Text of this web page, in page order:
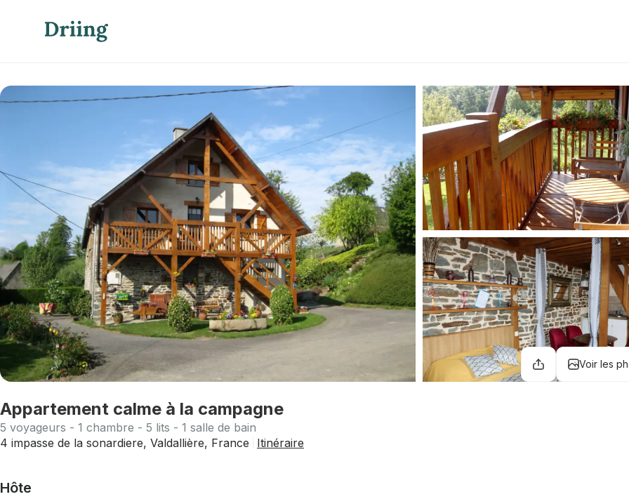
Voir les
Appartement calme à la campagne
5 voyageurs - 1 chambre - 5 lits - 1 salle de bain
4 impasse de la sonardiere, Valdallière, France
Itinéraire
Hôte